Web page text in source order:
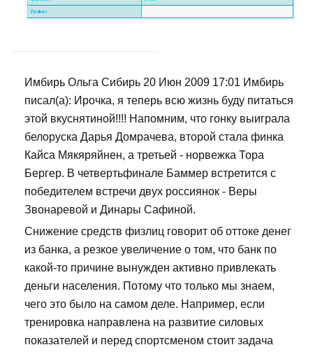
Имбирь Ольга Сибирь 20 Июн 2009 17:01 Имбирь
писал(а): Ирочка, я теперь всю жизнь буду питаться
этой вкуснятиной!!!! Напомним, что гонку выиграла
белоруска Дарья Домрачева, второй стала финка
Кайса Мякяряйнен, а третьей - норвежка Тора
Бергер. В четвертьфинале Баммер встретится с
победителем встречи двух россиянок - Веры
Звонаревой и Динары Сафиной.
Снижение средств физлиц говорит об оттоке денег
из банка, а резкое увеличение о том, что банк по
какой-то причине вынужден активно привлекать
деньги населения. Потому что только мы знаем,
чего это было на самом деле. Например, если
тренировка направлена на развитие силовых
показателей и перед спортсменом стоит задача